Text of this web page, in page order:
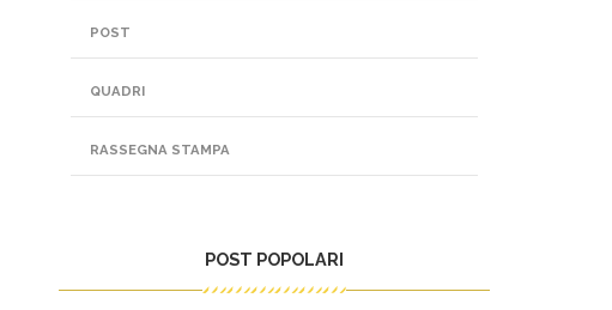
POST
QUADRI
RASSEGNA STAMPA
POST POPOLARI